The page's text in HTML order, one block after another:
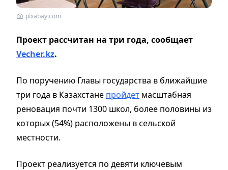
pixabay.com
Проект рассчитан на три года, сообщает
Vecher.kz.
По поручению Главы государства в ближайшие
три года в Казахстане пройдет масштабная
реновация почти 1300 школ, более половины из
которых (54%) расположены в сельской
местности.
Проект реализуется по девяти ключевым